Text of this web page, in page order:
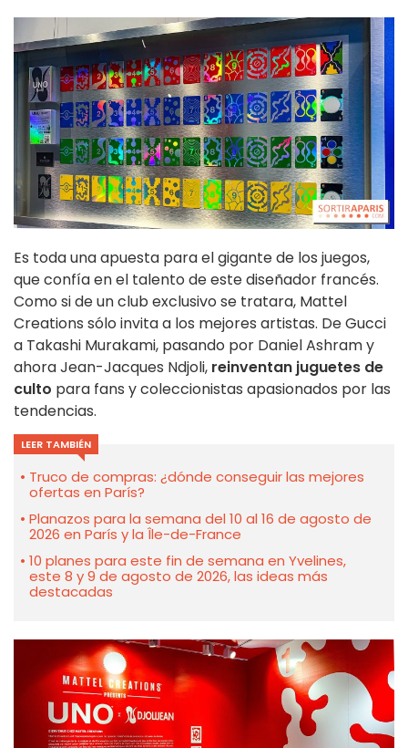
Es toda una apuesta para el gigante de los juegos,
que confía en el talento de este diseñador francés.
Como si de un club exclusivo se tratara, Mattel
Creations sólo invita a los mejores artistas. De Gucci
a Takashi Murakami, pasando por Daniel Ashram y
ahora Jean-Jacques Ndjoli, reinventan juguetes de
culto para fans y coleccionistas apasionados por las
tendencias.
LEER TAMBIÉN
Truco de compras: ¿dónde conseguir las mejores
ofertas en París?
Planazos para la semana del 10 al 16 de agosto de
2026 en París y la Île-de-France
10 planes para este fin de semana en Yvelines,
este 8 y 9 de agosto de 2026, las ideas más
destacadas